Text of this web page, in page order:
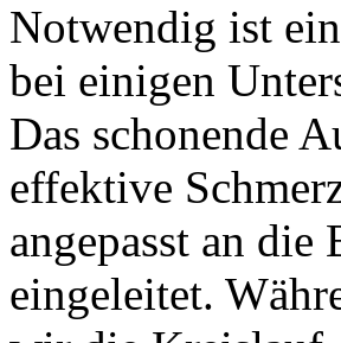
Notwendig ist
bei einigen
Das schonende
effektive
angepasst an die
eingeleitet.